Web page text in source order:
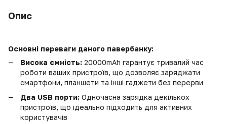
Опис
Основні переваги даного павербанку:
Висока ємність: 20000mAh гарантує тривалий час
роботи ваших пристроїв, що дозволяє заряджати
смартфони, планшети та інші гаджети без перерви
Два USB порти: Одночасна зарядка декількох
пристроїв, що ідеально підходить для активних
користувачів